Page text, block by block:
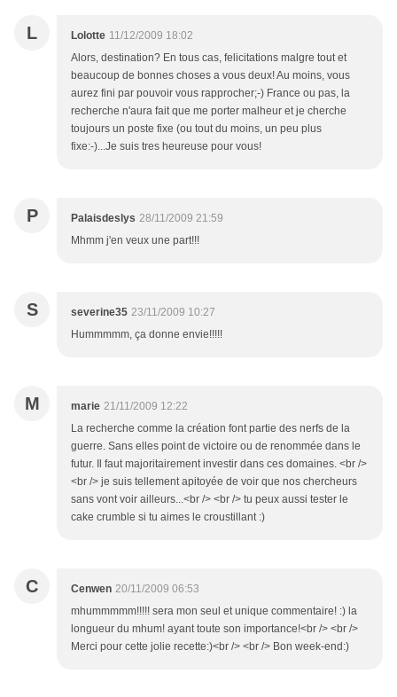
L Lolotte 11/12/2009 18:02
Alors, destination? En tous cas, felicitations malgre tout et
beaucoup de bonnes choses a vous deux! Au moins, vous
aurez fini par pouvoir vous rapprocher;-) France ou pas, la
recherche n'aura fait que me porter malheur et je cherche
toujours un poste fixe (ou tout du moins, un peu plus
fixe:-)...Je suis tres heureuse pour vous!
P Palaisdeslys 28/11/2009 21:59
Mhmm j'en veux une part!!!
S severine35 23/11/2009 10:27
Hummmmm, ça donne envie!!!!!
M marie 21/11/2009 12:22
La recherche comme la création font partie des nerfs de la
guerre. Sans elles point de victoire ou de renommée dans le
futur. Il faut majoritairement investir dans ces domaines. <br />
<br /> je suis tellement apitoyée de voir que nos chercheurs
sans vont voir ailleurs...<br /> <br /> tu peux aussi tester le
cake crumble si tu aimes le croustillant :)
C Cenwen 20/11/2009 06:53
mhummmmm!!!!! sera mon seul et unique commentaire! :) la
longueur du mhum! ayant toute son importance!<br /> <br />
Merci pour cette jolie recette:)<br /> <br /> Bon week-end:)